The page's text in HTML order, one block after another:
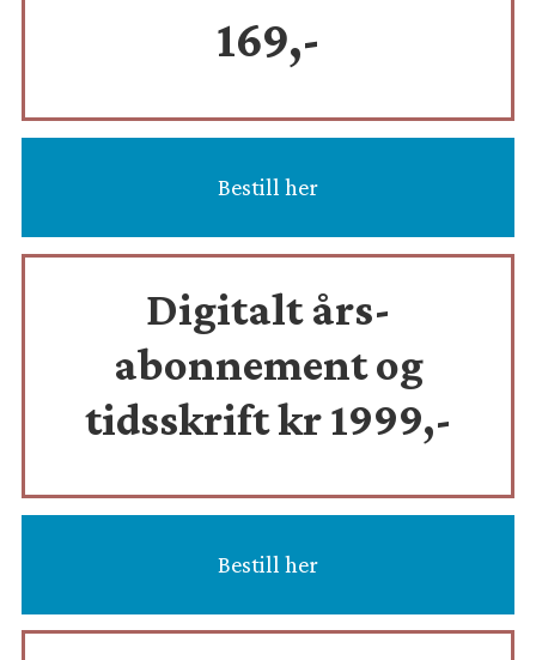
169,-
Bestill her
Digitalt års-
abonnement og
tidsskriftkr 1999,-
Bestill her